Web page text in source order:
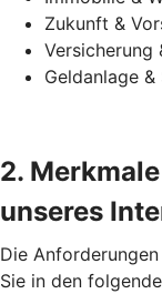
Zukunft &
Versicherung
Geldanlage &
2.
unseres
Die
Sie in den